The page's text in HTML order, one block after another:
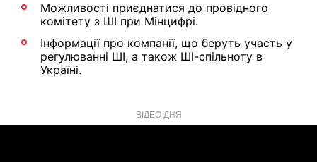
Можливості приєднатися до провідного
комітету з ШІ при Мінцифрі.
Інформації про компанії, що беруть участь у
регулюванні ШІ, а також ШІ-спільноту в
Україні.
ВІДЕО ДНЯ